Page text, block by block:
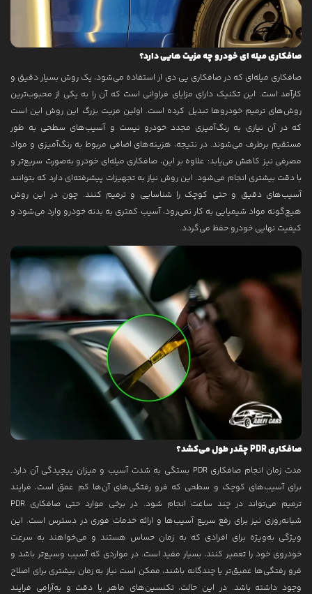
صافکاری میله ای خودرو چه مزیت هایی دارد؟
صافکاری میله‌ای که در صافکاری پی دی ار استفاده می‌شود، یک روش بسیار دقیق و
کارآمد است. این تکنیک دارای مزایای فراوانی است که آن را به یکی از محبوب‌ترین
روش‌های ترمیم خودروها تبدیل کرده است. اولین مزیت بزرگ این روش این است
که در آن نیازی به رنگ‌آمیزی مجدد خودرو نیست و آسیب‌های سطحی به طور
مستقیم برطرف می‌شوند. در نتیجه، هزینه‌های اضافی مربوط به رنگ‌آمیزی و مواد
مصرفی نیز کاهش می‌یابد؛ علاوه بر این، صافکاری میله‌ای خودرو به‌صورت سریع‌تر و
با دقت بیشتری انجام می‌شود. این روش نیاز به تجهیزات پیشرفته‌ای دارد که بتوانند
آسیب‌های دقیق و حتی کوچک را شناسایی و ترمیم کنند. چون در این روش
هیچ‌گونه مواد شیمیایی به کار نمی‌رود، آسیب کمتری به بدنه خودرو وارد می‌شود و
کیفیت نهایی خودرو حفظ می‌گردد.
صافکاری PDR چقدر طول می‌کشد؟
مدت زمان انجام صافکاری PDR بستگی به شدت آسیب و میزان پیچیدگی آن دارد.
برای آسیب‌های کوچک و سطحی که فرو رفتگی‌های آن‌ها کم عمق است، فرایند
ترمیم می‌تواند در چند ساعت انجام شود. در برخی موارد حتی صافکاری PDR
شبانه‌روزی نیز برای رفع سریع آسیب‌ها و ارائه خدمات فوری در دسترس است. این
ویژگی به‌ویژه برای افرادی که به زمان حساس هستند و می‌خواهند به سرعت
خودروی خود را تعمیر کنند، بسیار مفید است. در مواردی که آسیب وسیع‌تر باشد و
فرو رفتگی‌ها عمیق‌تر یا چندگانه باشند، ممکن است نیاز به زمان بیشتری برای اصلاح
وجود داشته باشد. در این حالت، تکنسین‌های ماهر با دقت و به‌آرامی فرایند